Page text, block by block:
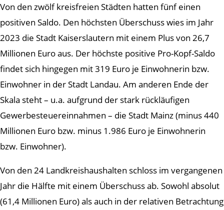
Von den zwölf kreisfreien Städten hatten fünf einen
positiven Saldo. Den höchsten Überschuss wies im Jahr
2023 die Stadt Kaiserslautern mit einem Plus von 26,7
Millionen Euro aus. Der höchste positive Pro-Kopf-Saldo
findet sich hingegen mit 319 Euro je Einwohnerin bzw.
Einwohner in der Stadt Landau. Am anderen Ende der
Skala steht – u.a. aufgrund der stark rückläufigen
Gewerbesteuereinnahmen – die Stadt Mainz (minus 440
Millionen Euro bzw. minus 1.986 Euro je Einwohnerin
bzw. Einwohner).
Von den 24 Landkreishaushalten schloss im vergangenen
Jahr die Hälfte mit einem Überschuss ab. Sowohl absolut
(61,4 Millionen Euro) als auch in der relativen Betrachtung